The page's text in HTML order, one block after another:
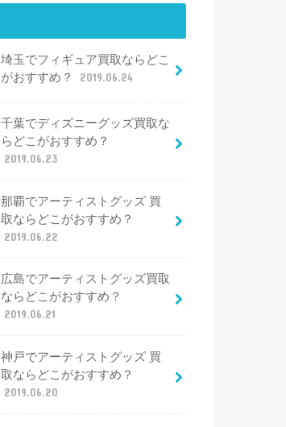
埼玉でフィギュア買取ならどこ
がおすすめ？
2019.06.24
千葉でディズニーグッズ買取な
らどこがおすすめ？
2019.06.23
那覇でアーティストグッズ 買
取ならどこがおすすめ？
2019.06.22
広島でアーティストグッズ買取
ならどこがおすすめ？
2019.06.21
神戸でアーティストグッズ 買
取ならどこがおすすめ？
2019.06.20